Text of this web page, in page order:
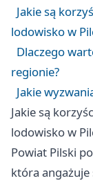
Jakie są
lodowisko w
Dlaczego
regionie?
Jakie
Jakie są
lodowisko w
Powiat Pilski
która angażuje